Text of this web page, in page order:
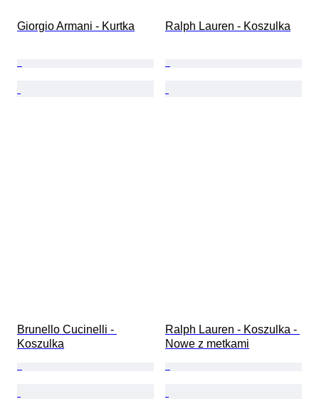
Giorgio Armani - Kurtka Ralph Lauren - Koszulka
Brunello Cucinelli -
Koszulka
Ralph Lauren - Koszulka -
Nowe z metkami